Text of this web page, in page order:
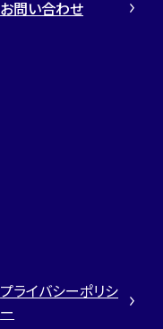
お問い合わせ
プライバシーポリシ
ー